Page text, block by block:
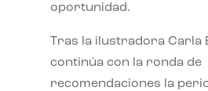
oportunidad.
Tras la ilustradora Carla
continúa con la ronda de
recomendaciones la